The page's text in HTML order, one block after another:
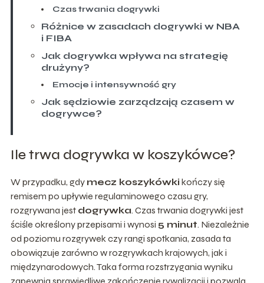
Czas trwania dogrywki
Różnice w zasadach dogrywki w NBA
i FIBA
Jak dogrywka wpływa na strategię
drużyny?
Emocje i intensywność gry
Jak sędziowie zarządzają czasem w
dogrywce?
Ile trwa dogrywka w koszykówce?
W przypadku, gdy mecz koszykówki kończy się
remisem po upływie regulaminowego czasu gry,
rozgrywana jest dogrywka. Czas trwania dogrywki jest
ściśle określony przepisami i wynosi 5 minut. Niezależnie
od poziomu rozgrywek czy rangi spotkania, zasada ta
obowiązuje zarówno w rozgrywkach krajowych, jak i
międzynarodowych. Taka forma rozstrzygania wyniku